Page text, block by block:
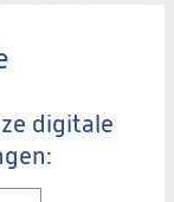
digitale